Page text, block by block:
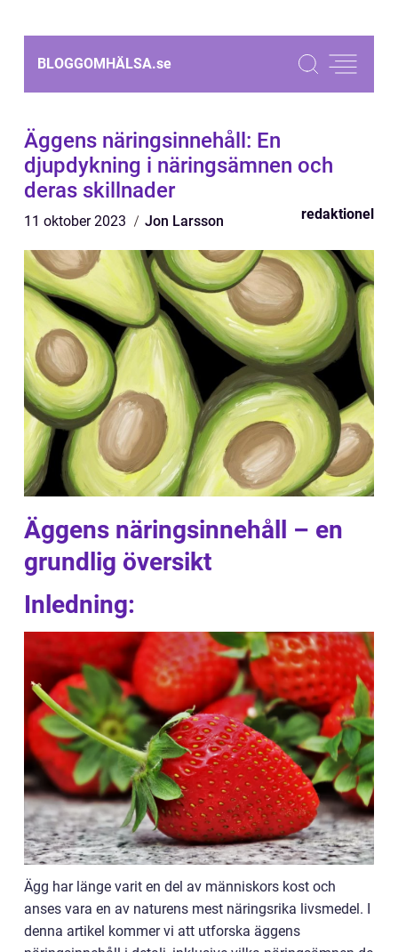
BLOGGOMHÄLSA.se
Äggens näringsinnehåll: En
djupdykning i näringsämnen och
deras skillnader
11 oktober 2023 Jon Larsson redaktionel
Äggens näringsinnehåll – en
grundlig översikt
Inledning:
Ägg har länge varit en del av människors kost och
anses vara en av naturens mest näringsrika livsmedel. I
denna artikel kommer vi att utforska äggens